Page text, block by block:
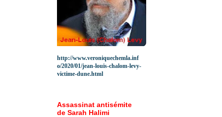
http://www.veroniquechemla.inf
o/2020/01/jean-louis-chalom-levy-
victime-dune.html
Assassinat antisémite
de Sarah Halimi